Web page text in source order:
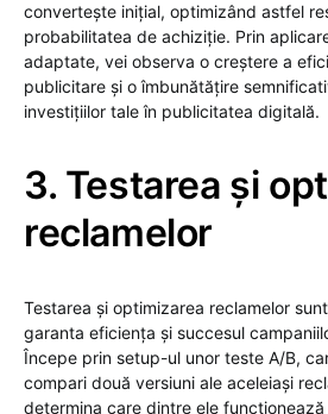
convertește inițial, optimizând astfel
probabilitatea de achiziție. Prin
adaptate, vei observa o creștere a
publicitare și o îmbunătățire
investițiilor tale în publicitatea digitală.
3. Testarea și
reclamelor
Testarea și optimizarea reclamelor
garanta eficiența și succesul
Începe prin setup-ul unor teste A/B,
compari două versiuni ale aceleiași
determina care dintre ele funcționează